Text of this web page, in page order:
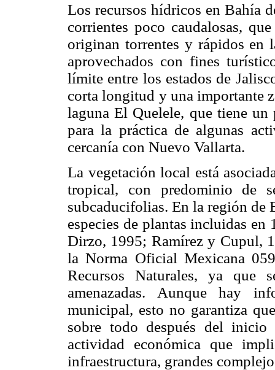
Los recursos hídricos en Bahía
corrientes poco caudalosas,
originan torrentes y rápidos en
aprovechados con fines
límite entre los estados de
corta longitud y una importante
laguna El Quelele, que tiene
para la práctica de algunas
cercanía con Nuevo Vallarta.
La vegetación local está
tropical, con predominio de
subcaducifolias. En la región de
especies de plantas incluidas
Dirzo, 1995; Ramírez y Cupul,
la Norma Oficial Mexicana
Recursos Naturales, ya que
amenazadas. Aunque hay
municipal, esto no garantiza
sobre todo después del
actividad económica que
infraestructura, grandes